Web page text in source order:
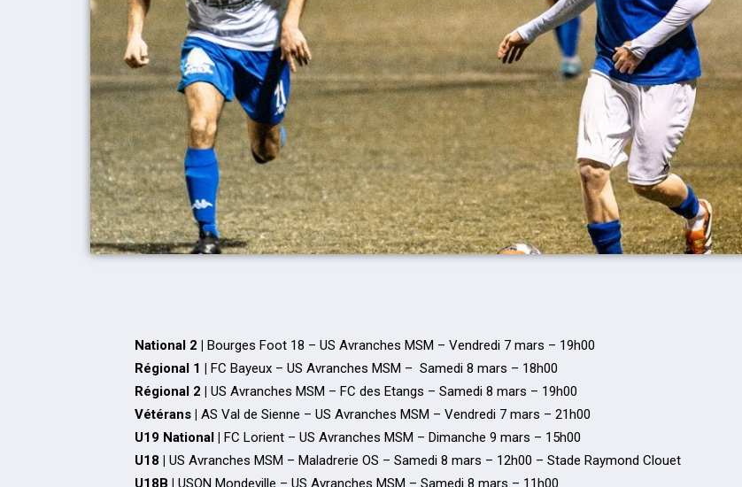
National 2 | Bourges Foot 18 – US Avranches MSM – Vendredi 7 mars – 19h00
Régional 1 | FC Bayeux – US Avranches MSM – Samedi 8 mars – 18h00
Régional 2 | US Avranches MSM – FC des Etangs – Samedi 8 mars – 19h00
Vétérans | AS Val de Sienne – US Avranches MSM – Vendredi 7 mars – 21h00
U19 National | FC Lorient – US Avranches MSM – Dimanche 9 mars – 15h00
U18 | US Avranches MSM – Maladrerie OS – Samedi 8 mars – 12h00 – Stade Raymond Clouet
U18B | USON Mondeville – US Avranches MSM – Samedi 8 mars – 11h00